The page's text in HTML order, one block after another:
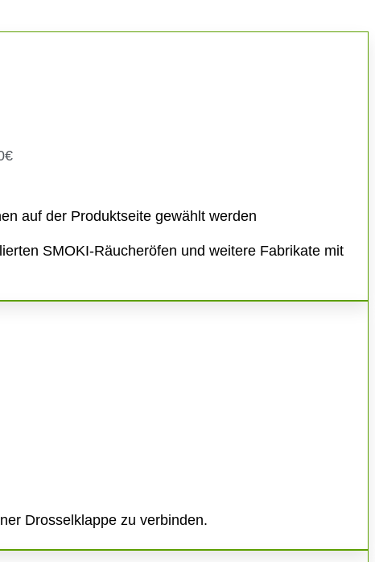
auf der Produktseite gewählt werden
SMOKI-Räucheröfen und weitere Fabrikate mit
Drosselklappe zu verbinden.